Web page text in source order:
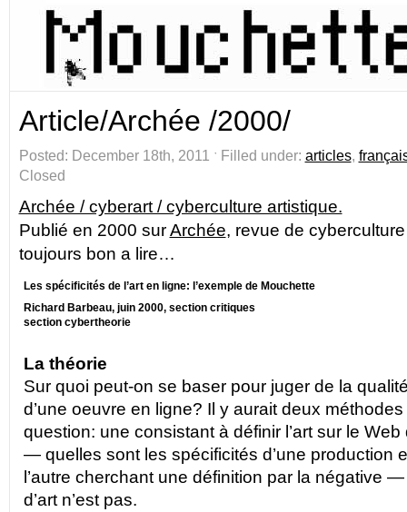
Article/Archée /2000/
Posted: December 18th, 2011 ˑ Filled under: articles,
Closed
Archée / cyberart / cyberculture artistique.
Publié en 2000 surArchée, revue de
toujours bon a lire…
Les spécificités de l’art en ligne: l’exemple de Mouchette
Richard Barbeau, juin 2000, section critiques
section cybertheorie
La théorie
Sur quoi peut-on se baser pour juger de la
d’une oeuvre en ligne? Il y aurait deux
question: une consistant à définir l’art sur le
— quelles sont les spécificités d’une production
l’autre cherchant une définition par la négative
d’art n’est pas.